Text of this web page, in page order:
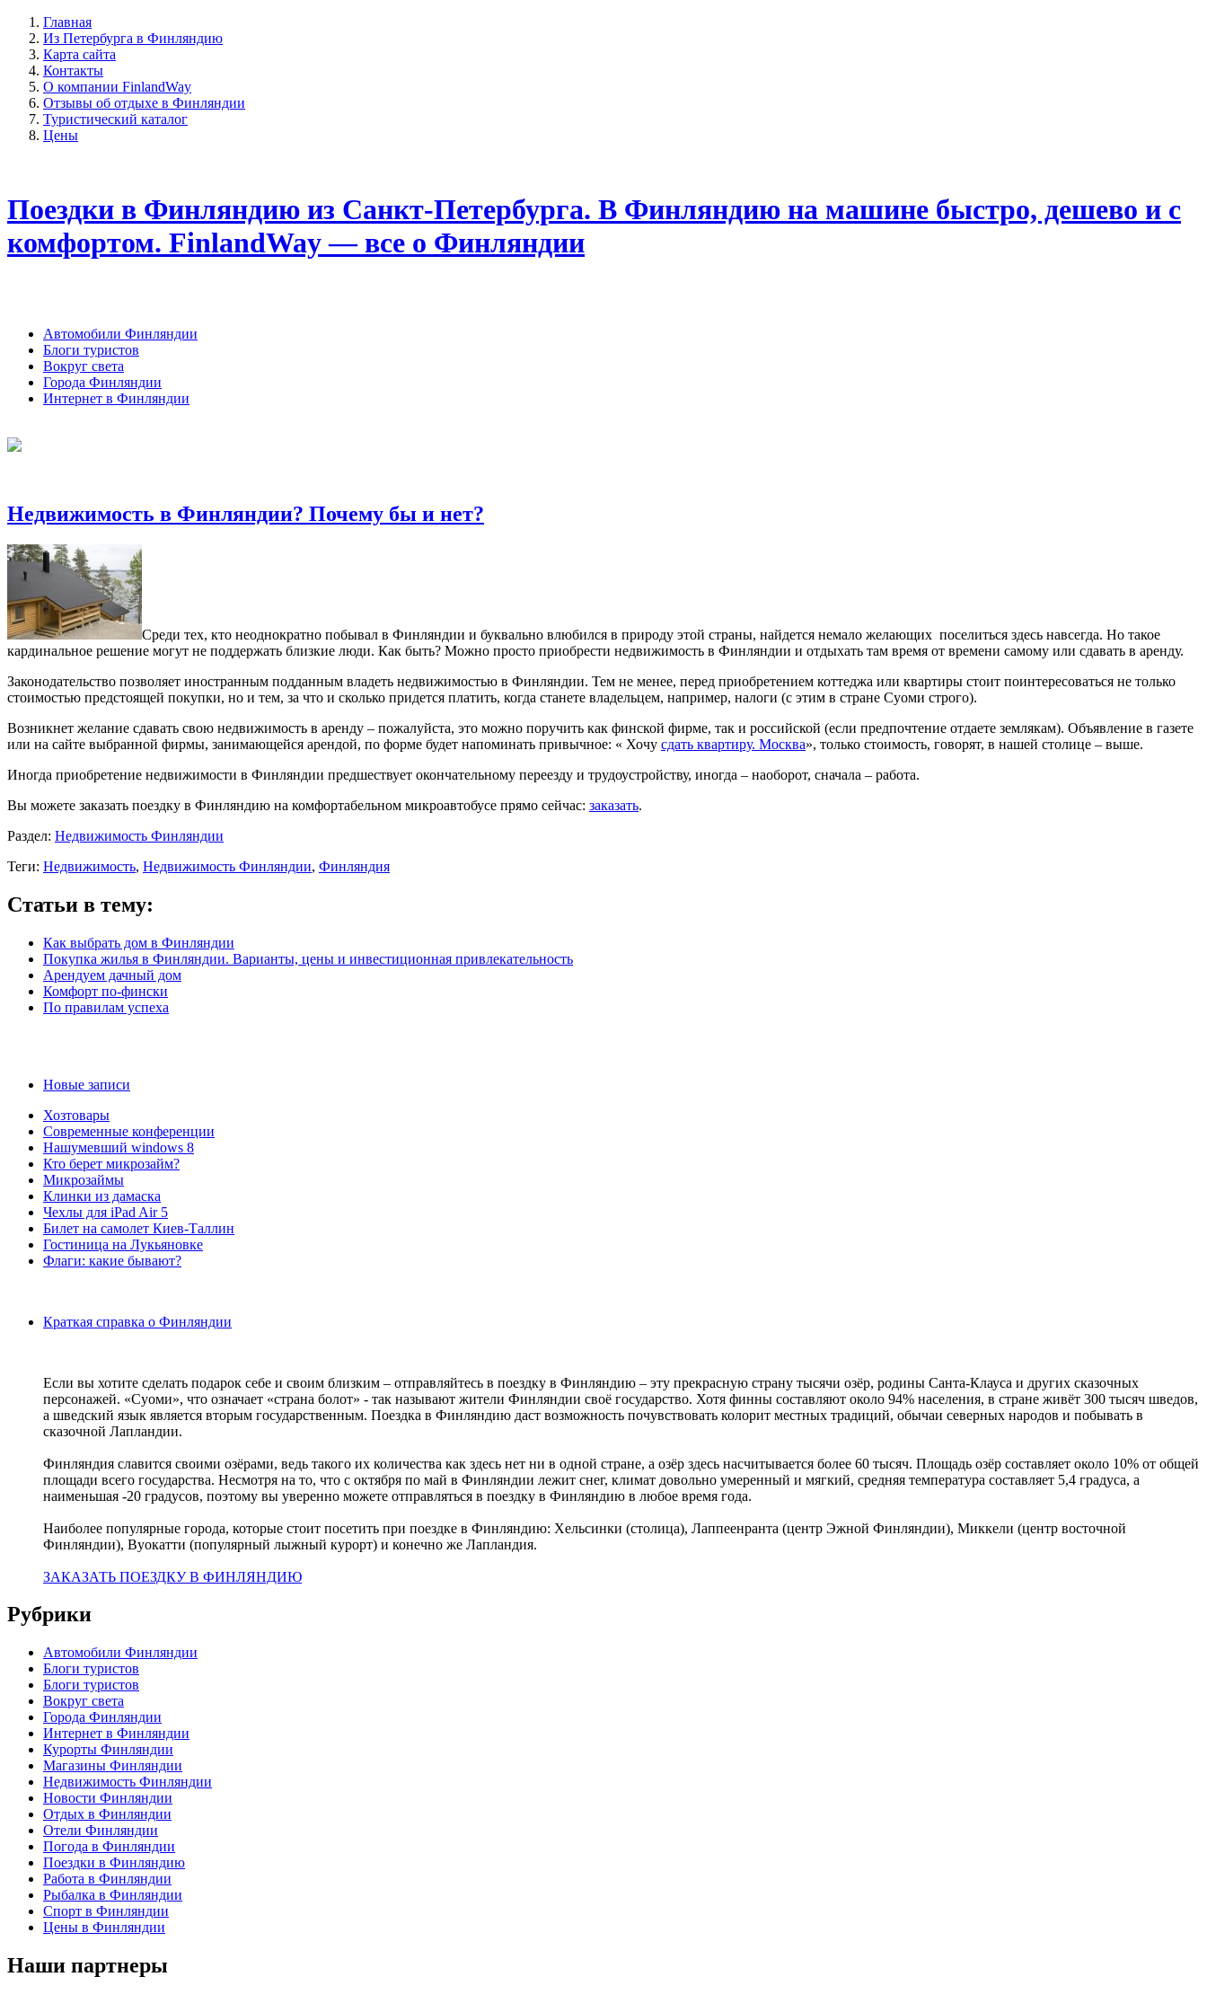
Главная
Из Петербурга в Финляндию
Карта сайта
Контакты
О компании FinlandWay
Отзывы об отдыхе в Финляндии
Туристический каталог
Цены
Поездки в Финляндию из Санкт-Петербурга. В Финляндию на машине быстро, дешево и с
комфортом. FinlandWay — все о Финляндии
Автомобили Финляндии
Блоги туристов
Вокруг света
Города Финляндии
Интернет в Финляндии
Недвижимость в Финляндии? Почему бы и нет?
Среди тех, кто неоднократно побывал в Финляндии и буквально влюбился в природу этой страны, найдется немало желающих поселиться здесь навсегда. Но такое
кардинальное решение могут не поддержать близкие люди. Как быть? Можно просто приобрести недвижимость в Финляндии и отдыхать там время от времени самому или сдавать в аренду.
Законодательство позволяет иностранным подданным владеть недвижимостью в Финляндии. Тем не менее, перед приобретением коттеджа или квартиры стоит поинтересоваться не только
стоимостью предстоящей покупки, но и тем, за что и сколько придется платить, когда станете владельцем, например, налоги (с этим в стране Суоми строго).
Возникнет желание сдавать свою недвижимость в аренду – пожалуйста, это можно поручить как финской фирме, так и российской (если предпочтение отдаете землякам). Объявление в газете
или на сайте выбранной фирмы, занимающейся арендой, по форме будет напоминать привычное: « Хочу сдать квартиру. Москва», только стоимость, говорят, в нашей столице – выше.
Иногда приобретение недвижимости в Финляндии предшествует окончательному переезду и трудоустройству, иногда – наоборот, сначала – работа.
Вы можете заказать поездку в Финляндию на комфортабельном микроавтобусе прямо сейчас: заказать.
Раздел: Недвижимость Финляндии
Теги: Недвижимость, Недвижимость Финляндии, Финляндия
Статьи в тему:
Как выбрать дом в Финляндии
Покупка жилья в Финляндии. Варианты, цены и инвестиционная привлекательность
Арендуем дачный дом
Комфорт по-фински
По правилам успеха
Новые записи
Хозтовары
Современные конференции
Нашумевший windows 8
Кто берет микрозайм?
Микрозаймы
Клинки из дамаска
Чехлы для iPad Air 5
Билет на самолет Киев-Таллин
Гостиница на Лукьяновке
Флаги: какие бывают?
Краткая справка о Финляндии
Если вы хотите сделать подарок себе и своим близким – отправляйтесь в поездку в Финляндию – эту прекрасную страну тысячи озёр, родины Санта-Клауса и других сказочных
персонажей. «Суоми», что означает «страна болот» - так называют жители Финляндии своё государство. Хотя финны составляют около 94% населения, в стране живёт 300 тысяч шведов,
а шведский язык является вторым государственным. Поездка в Финляндию даст возможность почувствовать колорит местных традиций, обычаи северных народов и побывать в
сказочной Лапландии.
Финляндия славится своими озёрами, ведь такого их количества как здесь нет ни в одной стране, а озёр здесь насчитывается более 60 тысяч. Площадь озёр составляет около 10% от общей
площади всего государства. Несмотря на то, что с октября по май в Финляндии лежит снег, климат довольно умеренный и мягкий, средняя температура составляет 5,4 градуса, а
наименьшая -20 градусов, поэтому вы уверенно можете отправляться в поездку в Финляндию в любое время года.
Наиболее популярные города, которые стоит посетить при поездке в Финляндию: Хельсинки (столица), Лаппеенранта (центр Эжной Финляндии), Миккели (центр восточной
Финляндии), Вуокатти (популярный лыжный курорт) и конечно же Лапландия.
ЗАКАЗАТЬ ПОЕЗДКУ В ФИНЛЯНДИЮ
Рубрики
Автомобили Финляндии
Блоги туристов
Блоги туристов
Вокруг света
Города Финляндии
Интернет в Финляндии
Курорты Финляндии
Магазины Финляндии
Недвижимость Финляндии
Новости Финляндии
Отдых в Финляндии
Отели Финляндии
Погода в Финляндии
Поездки в Финляндию
Работа в Финляндии
Рыбалка в Финляндии
Спорт в Финляндии
Цены в Финляндии
Наши партнеры